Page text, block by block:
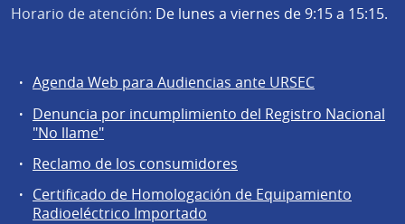
Horario de atención: De lunes a viernes de 9:15 a 15:15.
Servicios
comunidad
Agenda Web para Audiencias ante URSEC
Denuncia por incumplimiento del Registro Nacional
"No llame"
Reclamo de los consumidores
Certificado de Homologación de Equipamiento
Radioeléctrico Importado